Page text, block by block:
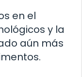
en el
y la
aún más